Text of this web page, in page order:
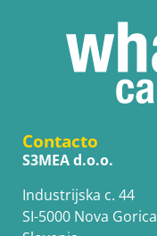
Contacto
S3MEA d.o.o.
Industrijska c. 44
SI-5000 Nova Gorica